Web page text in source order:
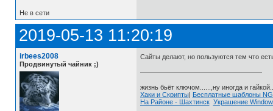
Не в сети
2019-05-13 11:20:19
irbees2008
Продвинутый чайник ;)
Сайты делают, но пользуются тем что
жизнь бьёт ключом......,ну иногда и
Хаки и Скрипты| Бесплатные шаблоны
На Районе - Шахтинск Украшение